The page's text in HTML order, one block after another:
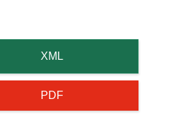
contenu
XML
PDF